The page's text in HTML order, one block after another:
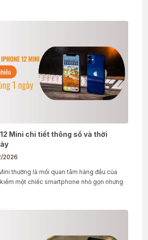
Mini chi tiết thông số và thời
2026
thường là mối quan tâm hàng đầu của
một chiếc smartphone nhỏ gọn nhưng